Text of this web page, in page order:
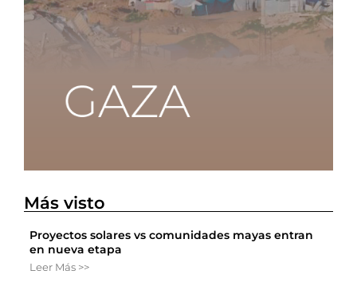
Más visto
Proyectos solares vs comunidades mayas entran
en nueva etapa
Leer Más >>